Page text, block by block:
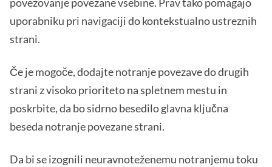
uporabniku pri navigaciji do kontekstualno ustreznih
strani.
Če je mogoče, dodajte notranje povezave do drugih
strani z visoko prioriteto na spletnem mestu in
poskrbite, da bo sidrno besedilo glavna ključna
beseda notranje povezane strani.
Da bi se izognili neuravnoteženemu notranjemu toku